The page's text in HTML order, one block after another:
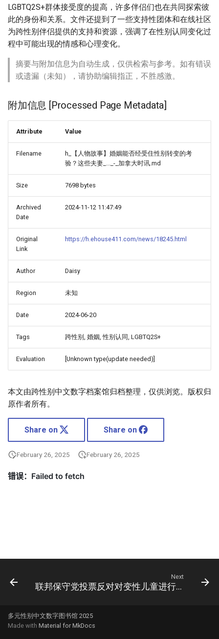
LGBTQ2S+群体接受度的提高，许多伴侣们也在共同探索彼
此的身份和关系。文件还提到了一些支持性团体和在线社区
为跨性别伴侣提供的支持和资源，强调了在性别认同变化过
程中可能出现的情感和心理变化。
摘要与附加信息为自动生成，仅供检索与参考。如有错误
或遗漏（未知），请协助编辑指正，不胜感激。
附加信息 [Processed Page Metadata]
Attribute Value
Filename
h_【人物故事】婚姻能否经受住性别转变的考
验？这些夫妻_..._-_加拿大时讯.md
Size 7698 bytes
Archived
Date
2024-11-12 11:47:49
Original
Link
https://h.ehouse411.com/news/18245.html
Author Daisy
Region 未知
Date 2024-06-20
Tags 跨性别, 婚姻, 性别认同, LGBTQ2S+
Evaluation [Unknown type(update needed)]
本文由跨性别中文数字档案馆归档整理，仅供浏览。版权归
原作者所有。
Share on Share on
February 26, 2025 February 26, 2025
Next
联邦保守党投票反对对变性儿童进行手术和药物治疗
多元性别中文数字图书馆 2025
Made with Material for MkDocs